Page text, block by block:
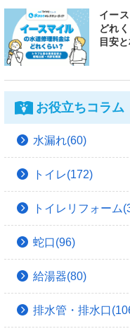
イー
どれ
目安
お役立ちコラム
水漏れ(60)
トイレ(172)
トイレリフォーム
蛇口(96)
給湯器(80)
排水管・排水口